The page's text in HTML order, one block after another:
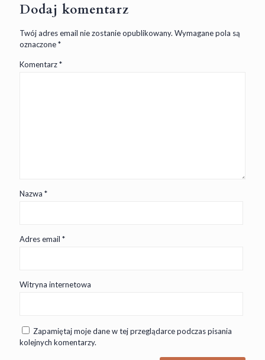
Dodaj komentarz
Twój adres email nie zostanie opublikowany. Wymagane pola są
oznaczone*
Komentarz*
Nazwa *
Adres email *
Witryna internetowa
Zapamiętaj moje dane w tej przeglądarce podczas pisania
kolejnych komentarzy.